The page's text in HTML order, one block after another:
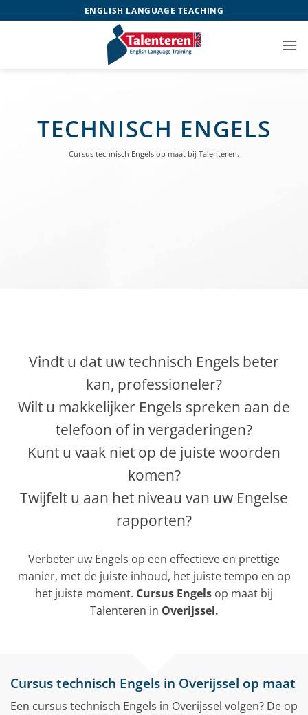
naar
ENGLISH LANGUAGE TEACHING
TECHNISCH ENGELS
Cursus technisch Engels op maat bij Talenteren.
Vindt u dat uw technisch Engels beter
kan, professioneler?
Wilt u makkelijker Engels spreken aan de
telefoon of in vergaderingen?
Kunt u vaak niet op de juiste woorden
komen?
Twijfelt u aan het niveau van uw Engelse
rapporten?
Verbeter uw Engels op een effectieve en prettige
manier, met de juiste inhoud, het juiste tempo en op
het juiste moment. Cursus Engels op maat bij
Talenteren in Overijssel.
Cursus technisch Engels in Overijssel op maat
Een cursus technisch Engels in Overijssel volgen? De op